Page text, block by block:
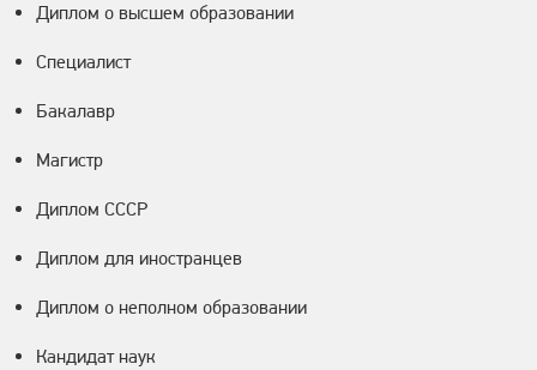
Диплом о высшем образовании
Специалист
Бакалавр
Магистр
Диплом СССР
Диплом для иностранцев
Диплом о неполном образовании
Кандидат наук